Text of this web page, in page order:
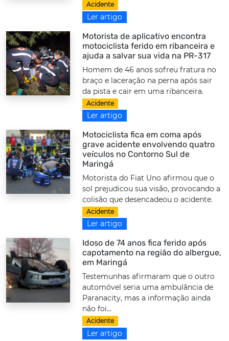
Acidente
Ler artigo
Motorista de aplicativo encontra
motociclista ferido em ribanceira e
ajuda a salvar sua vida na PR-317
Homem de 46 anos sofreu fratura no
braço e laceração na perna após sair
da pista e cair em uma ribanceira.
Acidente
Ler artigo
Motociclista fica em coma após
grave acidente envolvendo quatro
veículos no Contorno Sul de
Maringá
Motorista do Fiat Uno afirmou que o
sol prejudicou sua visão, provocando a
colisão que desencadeou o acidente.
Acidente
Ler artigo
Idoso de 74 anos fica ferido após
capotamento na região do albergue,
em Maringá
Testemunhas afirmaram que o outro
automóvel seria uma ambulância de
Paranacity, mas a informação ainda
não foi...
Acidente
Ler artigo